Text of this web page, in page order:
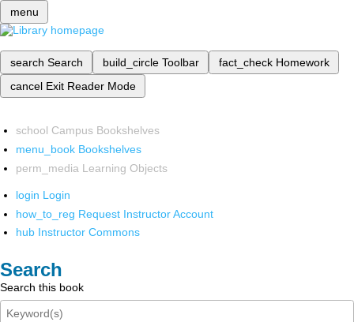
menu
search Search build_circle Toolbar fact_check Homework
cancel Exit Reader Mode
school Campus Bookshelves
menu_book Bookshelves
perm_media Learning Objects
login Login
how_to_reg Request Instructor Account
hub Instructor Commons
Search
Search this book